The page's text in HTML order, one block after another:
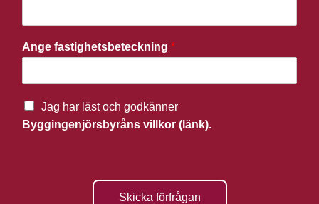
Ange fastighetsbeteckning *
Jag har läst och godkänner
Byggingenjörsbyråns villkor (länk).
Skicka förfrågan